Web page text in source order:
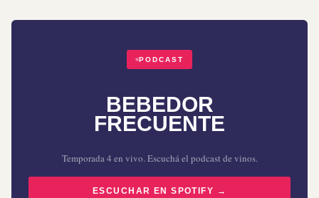
PODCAST
BEBEDOR
FRECUENTE
Temporada 4 en vivo. Escuchá el podcast de vinos.
ESCUCHAR EN SPOTIFY →